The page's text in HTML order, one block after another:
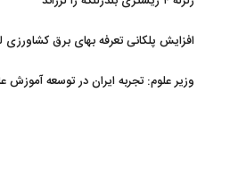
افزایش پلکانی تعرفه بهای برق
وزیر علوم: تجربه ایران در توسعه آموزش